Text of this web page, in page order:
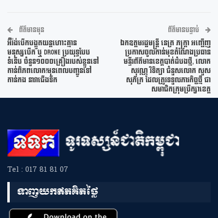
ព័ត៌មានមុន
អ៊ីរ៉ង់បើកបង្អួតយន្តហោះគ្មាន
មនុស្សបើក ឬ Drone ប្រយុទ្ធបែប
ទំនើប ចំនួន១០០០គ្រឿងរបស់ខ្លួនទៅ
កាន់ពិភពលោក!មុនពេលបញ្ជូនទៅ
កាន់កង នាវាជើងទឹក
ព័ត៌មានបន្ទាប់
ឯកឧត្ដមរដ្ឋមន្ត្រី នេត្រ ភក្ត្រា អញ្ជើញ
ប្រកាសចូលកាន់មុខតំណែងប្រធាន
មន្ទីរព័ត៌មានខេត្តបាត់ដំបងថ្មី, លោក
សុវណ្ណ វិទិត្យា ជំនួសលោក សួស
សុភ័ក្រ ដែលត្រូវទទួលភារកិច្ចថ្មី ជា
សមាជិកក្រុមប្រឹក្សាខេត្ត
Tel : 017 81 81 07
ទាញយកឥតគិតថ្លៃ